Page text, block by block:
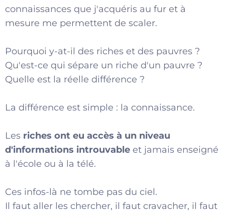
connaissances que j'acquéris au fur et à
mesure me permettent de scaler.
Pourquoi y-at-il des riches et des pauvres ?
Qu'est-ce qui sépare un riche d'un pauvre ?
Quelle est la réelle différence ?
La différence est simple : la connaissance.
Les riches ont eu accès à un niveau
d'informations introuvable et jamais enseigné
à l'école ou à la télé.
Ces infos-là ne tombe pas du ciel.
Il faut aller les chercher, il faut cravacher, il faut